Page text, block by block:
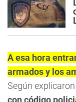
A esa hora
armados y los
Según
con código